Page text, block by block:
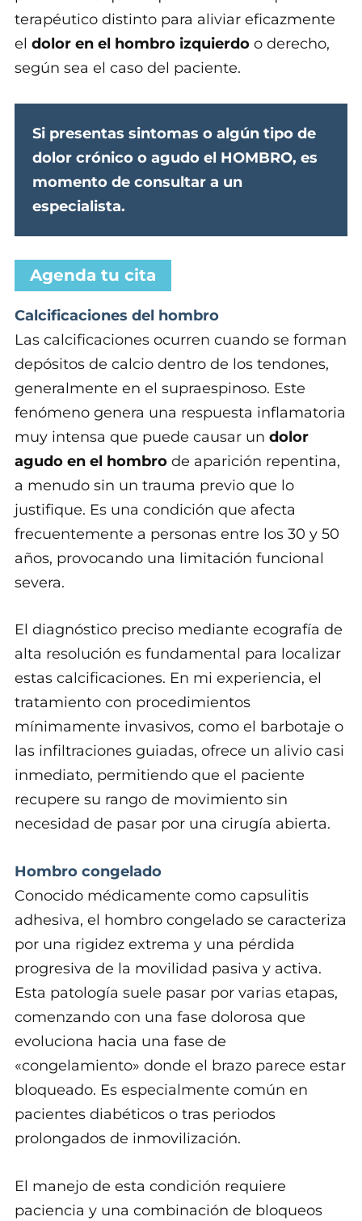
terapéutico distinto para aliviar eficazmente
el dolor en el hombro izquierdo o derecho,
según sea el caso del paciente.
Si presentas sintomas o algún tipo de
dolor crónico o agudo el HOMBRO, es
momento de consultar a un
especialista.
Agenda tu cita
Calcificaciones del hombro
Las calcificaciones ocurren cuando se forman
depósitos de calcio dentro de los tendones,
generalmente en el supraespinoso. Este
fenómeno genera una respuesta inflamatoria
muy intensa que puede causar un dolor
agudo en el hombro de aparición repentina,
a menudo sin un trauma previo que lo
justifique. Es una condición que afecta
frecuentemente a personas entre los 30 y 50
años, provocando una limitación funcional
severa.
El diagnóstico preciso mediante ecografía de
alta resolución es fundamental para localizar
estas calcificaciones. En mi experiencia, el
tratamiento con procedimientos
mínimamente invasivos, como el barbotaje o
las infiltraciones guiadas, ofrece un alivio casi
inmediato, permitiendo que el paciente
recupere su rango de movimiento sin
necesidad de pasar por una cirugía abierta.
Hombro congelado
Conocido médicamente como capsulitis
adhesiva, el hombro congelado se caracteriza
por una rigidez extrema y una pérdida
progresiva de la movilidad pasiva y activa.
Esta patología suele pasar por varias etapas,
comenzando con una fase dolorosa que
evoluciona hacia una fase de
«congelamiento» donde el brazo parece estar
bloqueado. Es especialmente común en
pacientes diabéticos o tras periodos
prolongados de inmovilización.
El manejo de esta condición requiere
paciencia y una combinación de bloqueos